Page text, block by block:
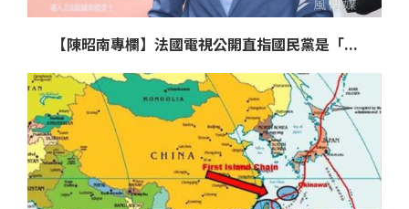
【陳昭南專欄】法國電視公開直指國民黨是「...